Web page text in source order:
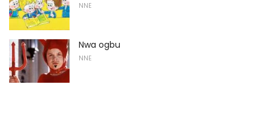
NNE
Nwa ogbu
NNE